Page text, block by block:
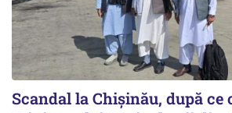
Scandal la Chișinău, după ce